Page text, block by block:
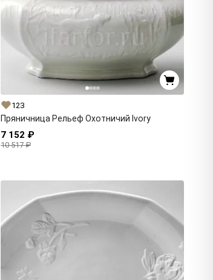
123
Пряничница Рельеф Охотничий Ivory
7 152 ₽
10 517 ₽